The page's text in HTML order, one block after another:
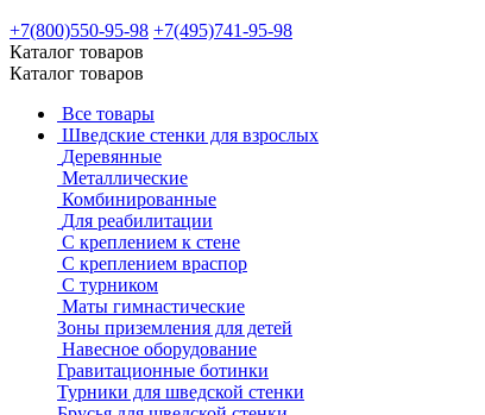
+7(800)550-95-98 +7(495)741-95-98
Каталог товаров
Каталог товаров
Все товары
Шведские стенки для взрослых
Деревянные
Металлические
Комбинированные
Для реабилитации
С креплением к стене
С креплением враспор
С турником
Маты гимнастические
Зоны приземления для детей
Навесное оборудование
Гравитационные ботинки
Турники для шведской стенки